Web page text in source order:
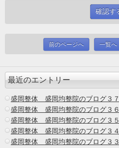
前のページへ 一覧へ
最近のエントリー
盛岡整体 盛岡均整院のブログ３７
盛岡整体 盛岡均整院のブログ３６
盛岡整体 盛岡均整院のブログ３５
盛岡整体 盛岡均整院のブログ３４
盛岡整体 盛岡均整院のブログ３３